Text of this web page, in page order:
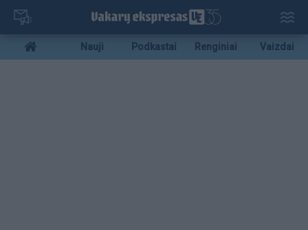
Pereiti
pagrindinį
turinį
Mobile
menu
Nauji Podkastai Renginiai Vaizdai